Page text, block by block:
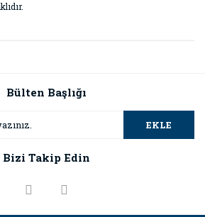
için teşekkür ederiz.
bozuk veya görüntülenemiyor.
bulunuyor.
Bülten Başlığı
EKLE
Bizi Takip Edin